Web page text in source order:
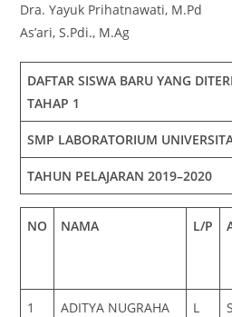
Dra. Yayuk
As’ari, S.Pdi., M.Ag
DAFTAR SISWA BARU YANG
TAHAP 1
SMP LABORATORIUM
TAHUN PELAJARAN 2019–2020
NO NAMA L/P
1
ADITYA NUGRAHA
L